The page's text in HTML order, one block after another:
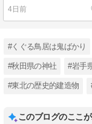
4日前
#くぐる鳥居は鬼ばかり
#秋田県の神社 #岩手
#東北の歴史的建造物
このブログのここ